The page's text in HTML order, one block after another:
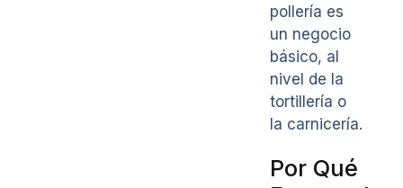
pollería es
un negocio
básico, al
nivel de la
tortillería o
la carnicería.
Por Qué